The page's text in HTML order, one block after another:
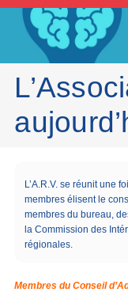
L’A.R.V. se réunit une
membres élisent le
membres du bureau,
la Commission des
régionales.
Membres du Conseil